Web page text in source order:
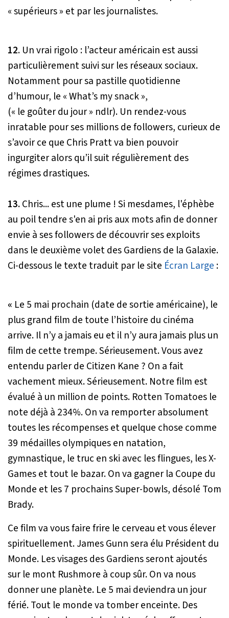
« supérieurs » et par les journalistes.
12. Un vrai rigolo : l’acteur américain est aussi
particulièrement suivi sur les réseaux sociaux.
Notamment pour sa pastille quotidienne
d’humour, le « What’s my snack »,
(« le goûter du jour » ndlr). Un rendez-vous
inratable pour ses millions de followers, curieux de
s’avoir ce que Chris Pratt va bien pouvoir
ingurgiter alors qu’il suit régulièrement des
régimes drastiques.
13.Chris... est une plume ! Si mesdames, l'éphèbe
au poil tendre s'en ai pris aux mots afin de donner
envie à ses followers de découvrir ses exploits
dans le deuxième volet des Gardiens de la Galaxie.
Ci-dessous le texte traduit par le site Écran Large :
« Le 5 mai prochain (date de sortie américaine), le
plus grand film de toute l’histoire du cinéma
arrive. Il n’y a jamais eu et il n’y aura jamais plus un
film de cette trempe. Sérieusement. Vous avez
entendu parler de Citizen Kane ? On a fait
vachement mieux. Sérieusement. Notre film est
évalué à un million de points. Rotten Tomatoes le
note déjà à 234%. On va remporter absolument
toutes les récompenses et quelque chose comme
39 médailles olympiques en natation,
gymnastique, le truc en ski avec les flingues, les X-
Games et tout le bazar. On va gagner la Coupe du
Monde et les 7 prochains Super-bowls, désolé Tom
Brady.
Ce film va vous faire frire le cerveau et vous élever
spirituellement. James Gunn sera élu Président du
Monde. Les visages des Gardiens seront ajoutés
sur le mont Rushmore à coup sûr. On va nous
donner une planète. Le 5 mai deviendra un jour
férié. Tout le monde va tomber enceinte. Des